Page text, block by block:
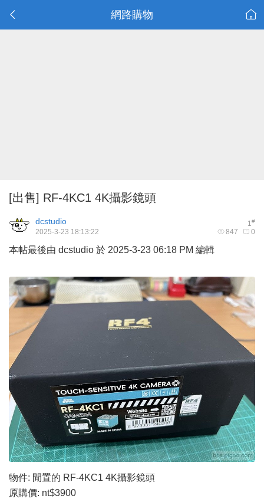
網路購物
[出售] RF-4KC1 4K攝影鏡頭
1#
dcstudio
847 0
2025-3-23 18:13:22
本帖最後由 dcstudio 於 2025-3-23 06:18 PM 編輯
物件: 閒置的 RF-4KC1 4K攝影鏡頭
原購價: nt$3900